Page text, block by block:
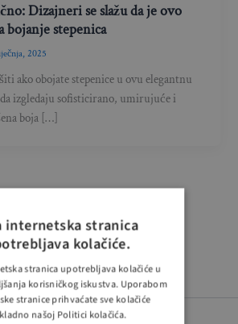
Dizajneri se slažu da je ovo
bojanje stepenica
2025
ako obojate stepenice u ovu elegantnu
izgledaju sofisticirano, umirujuće i
boja […]
internetska stranica
kolačiće.
stranica upotrebljava kolačiće u
korisničkog iskustva. Uporabom
stranice prihvaćate sve kolačiće
našoj Politici kolačića.